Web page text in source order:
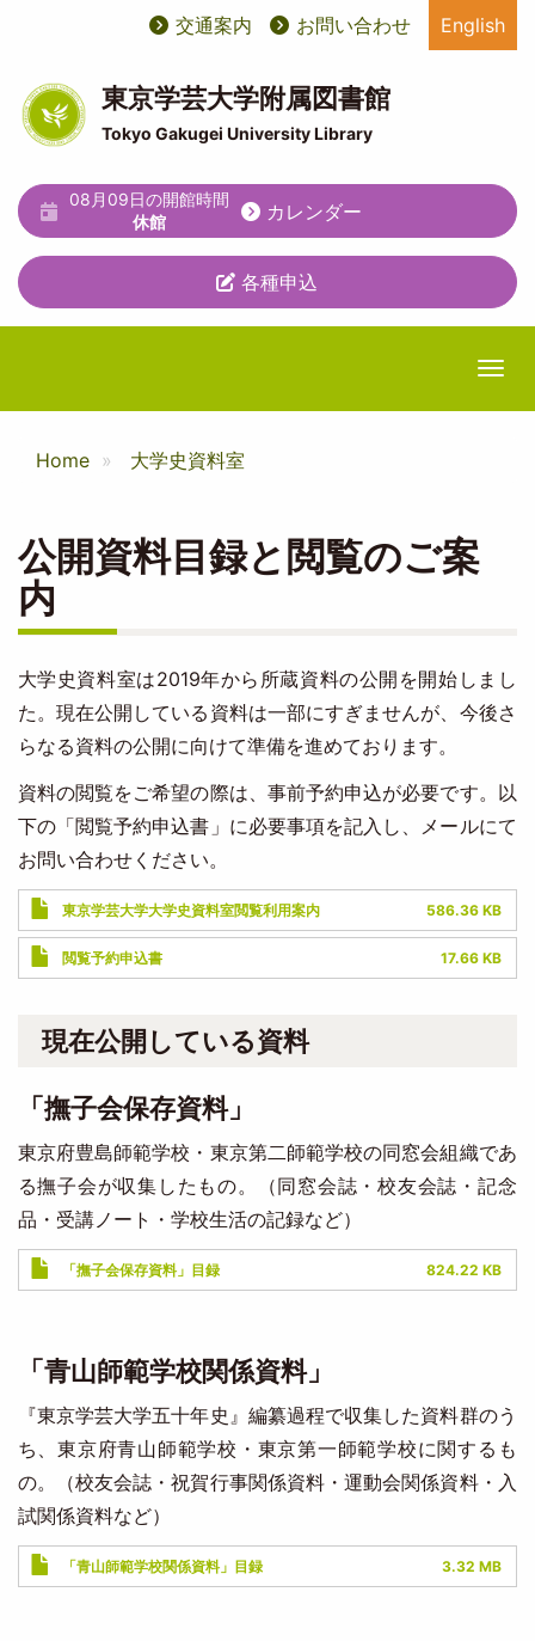
ツ
に
動
User
account
menu
ユ
ー
テ
ィ
リ
テ
ィ
メ
ュ
ー
交通案内 お問い合わせ English
東京学芸大学附属図書館
Tokyo Gakugei University Library
08月09日の開館時間
休館
カレンダー
各種申込
Home 大学史資料室
公開資料目録と閲覧のご案
内
大学史資料室は2019年から所蔵資料の公開を開始しまし
た。現在公開している資料は一部にすぎませんが、今後さ
らなる資料の公開に向けて準備を進めております。
資料の閲覧をご希望の際は、事前予約申込が必要です。以
下の「閲覧予約申込書」に必要事項を記入し、メールにて
お問い合わせください。
Document
東京学芸大学大学史資料室閲覧利用案内 586.36 KB
Document
閲覧予約申込書 17.66 KB
現在公開している資料
「撫子会保存資料」
東京府豊島師範学校・東京第二師範学校の同窓会組織であ
る撫子会が収集したもの。（同窓会誌・校友会誌・記念
品・受講ノート・学校生活の記録など）
Document「撫子会保存資料」目録 824.22 KB
「青山師範学校関係資料」
『東京学芸大学五十年史』編纂過程で収集した資料群のう
ち、東京府青山師範学校・東京第一師範学校に関するも
の。（校友会誌・祝賀行事関係資料・運動会関係資料・入
試関係資料など）
Document「青山師範学校関係資料」目録 3.32 MB